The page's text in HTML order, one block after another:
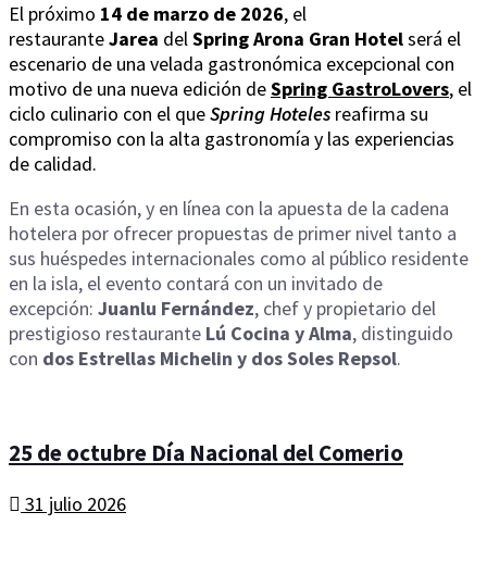
El próximo 14 de marzo de 2026, el
restauranteJarea delSpring Arona Gran Hotelserá el
escenario de una velada gastronómica excepcional con
motivo de una nueva edición deSpring GastroLovers, el
ciclo culinario con el queSpring Hoteles reafirma su
compromiso con la alta gastronomía y las experiencias
de calidad.
En esta ocasión, y en línea con la apuesta de la cadena
hotelera por ofrecer propuestas de primer nivel tanto a
sus huéspedes internacionales como al público residente
en la isla, el evento contará con un invitado de
excepción: Juanlu Fernández, chef y propietario del
prestigioso restaurante Lú Cocina y Alma, distinguido
con dos Estrellas Michelin y dos Soles Repsol.
25 de octubre Día Nacional del Comerio
31 julio 2026